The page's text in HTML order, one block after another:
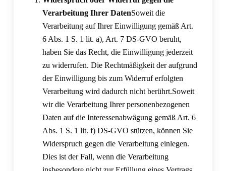
Verarbeitung Ihrer DatenSoweit die
Verarbeitung auf Ihrer Einwilligung gemäß Art.
6 Abs. 1 S. 1 lit. a), Art. 7 DS-GVO beruht,
haben Sie das Recht, die Einwilligung jederzeit
zu widerrufen. Die Rechtmäßigkeit der aufgrund
der Einwilligung bis zum Widerruf erfolgten
Verarbeitung wird dadurch nicht berührt.Soweit
wir die Verarbeitung Ihrer personenbezogenen
Daten auf die Interessenabwägung gemäß Art. 6
Abs. 1 S. 1 lit. f) DS-GVO stützen, können Sie
Widerspruch gegen die Verarbeitung einlegen.
Dies ist der Fall, wenn die Verarbeitung